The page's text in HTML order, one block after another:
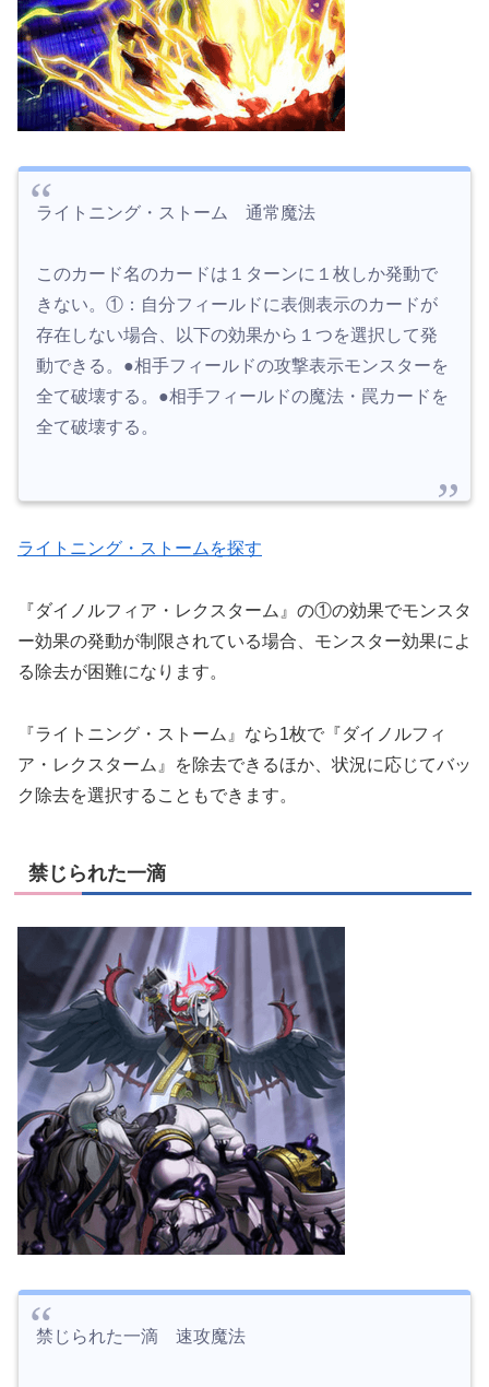
ライトニング・ストーム 通常魔法
このカード名のカードは１ターンに１枚しか発動で
きない。①：自分フィールドに表側表示のカードが
存在しない場合、以下の効果から１つを選択して発
動できる。●相手フィールドの攻撃表示モンスターを
全て破壊する。●相手フィールドの魔法・罠カードを
全て破壊する。
ライトニング・ストームを探す
『ダイノルフィア・レクスターム』の①の効果でモンスタ
ー効果の発動が制限されている場合、モンスター効果によ
る除去が困難になります。
『ライトニング・ストーム』なら1枚で『ダイノルフィ
ア・レクスターム』を除去できるほか、状況に応じてバッ
ク除去を選択することもできます。
禁じられた一滴
禁じられた一滴 速攻魔法